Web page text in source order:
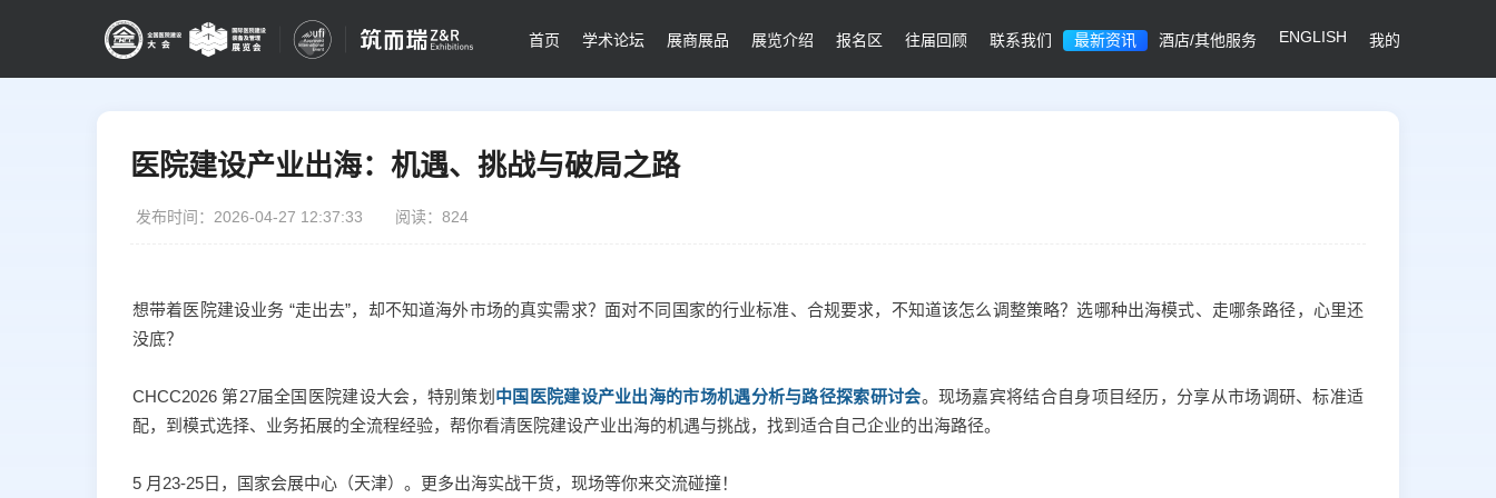
首页 学术论坛 展商展品 展览介绍 报名区 往届回顾 联系我们 最新资讯 酒店/其他服务 ENGLISH 我的
医院建设产业出海：机遇、挑战与破局之路
发布时间：2026-04-27 12:37:33 阅读：824
想带着医院建设业务 “走出去”，却不知道海外市场的真实需求？面对不同国家的行业标准、合规要求，不知道该怎么调整策略？选哪种出海模式、走哪条路径，心里还
没底？
CHCC2026 第27届全国医院建设大会，特别策划 中国医院建设产业出海的市场机遇分析与路径探索研讨会。现场嘉宾将结合自身项目经历，分享从市场调研、标准适
配，到模式选择、业务拓展的全流程经验，帮你看清医院建设产业出海的机遇与挑战，找到适合自己企业的出海路径。
5 月23-25日，国家会展中心（天津）。更多出海实战干货，现场等你来交流碰撞！